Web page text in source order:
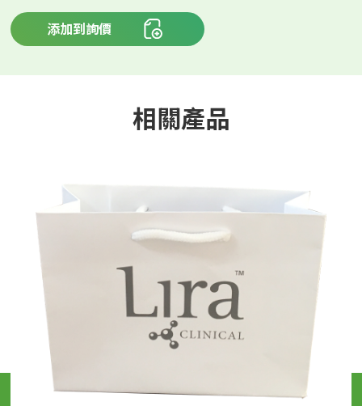
添加到詢價
相關產品